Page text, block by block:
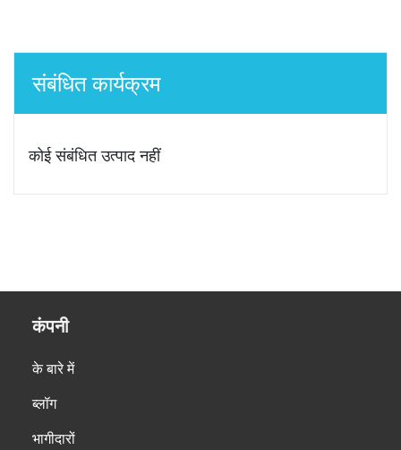
संबंधित कार्यक्रम
कोई संबंधित उत्पाद नहीं
कंपनी
के बारे में
ब्लॉग
भागीदारों